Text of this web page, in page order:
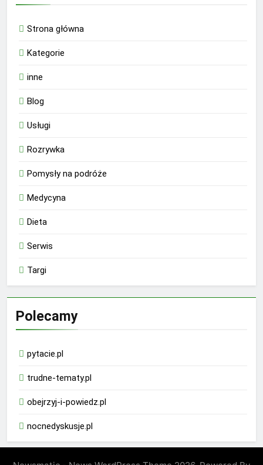
Strona główna
Kategorie
inne
Blog
Usługi
Rozrywka
Pomysły na podróże
Medycyna
Dieta
Serwis
Targi
Polecamy
pytacie.pl
trudne-tematy.pl
obejrzyj-i-powiedz.pl
nocnedyskusje.pl